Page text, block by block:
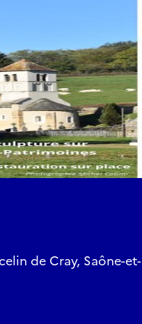
de Cray, Saône-et-